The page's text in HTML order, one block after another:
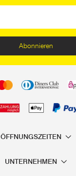
Abonnieren
ÖFFNUNGSZEITEN
UNTERNEHMEN